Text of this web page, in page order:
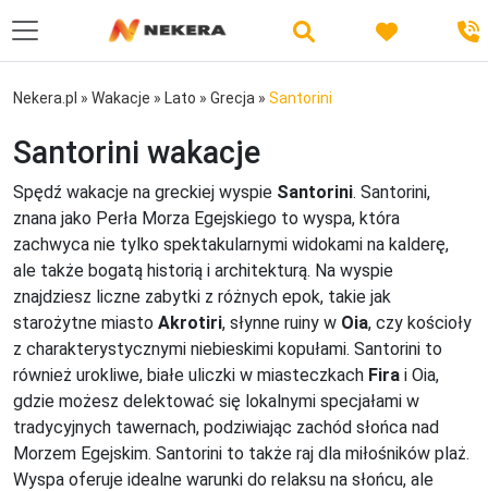
Nekera.pl » Wakacje » Lato » Grecja » Santorini
Santorini wakacje
Spędź wakacje na greckiej wyspie Santorini. Santorini,
znana jako Perła Morza Egejskiego to wyspa, która
zachwyca nie tylko spektakularnymi widokami na kalderę,
ale także bogatą historią i architekturą. Na wyspie
znajdziesz liczne zabytki z różnych epok, takie jak
starożytne miasto Akrotiri, słynne ruiny w Oia, czy kościoły
z charakterystycznymi niebieskimi kopułami. Santorini to
również urokliwe, białe uliczki w miasteczkach Fira i Oia,
gdzie możesz delektować się lokalnymi specjałami w
tradycyjnych tawernach, podziwiając zachód słońca nad
Morzem Egejskim. Santorini to także raj dla miłośników plaż.
Wyspa oferuje idealne warunki do relaksu na słońcu, ale